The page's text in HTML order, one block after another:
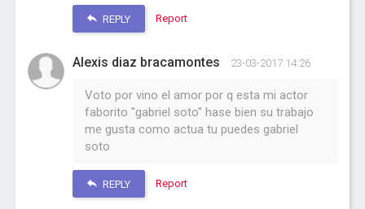
REPLY Report
Alexis diaz bracamontes 23-03-2017 14:26
Voto por vino el amor por q esta mi actor
faborito "gabriel soto" hase bien su trabajo
me gusta como actua tu puedes gabriel
soto
REPLY Report